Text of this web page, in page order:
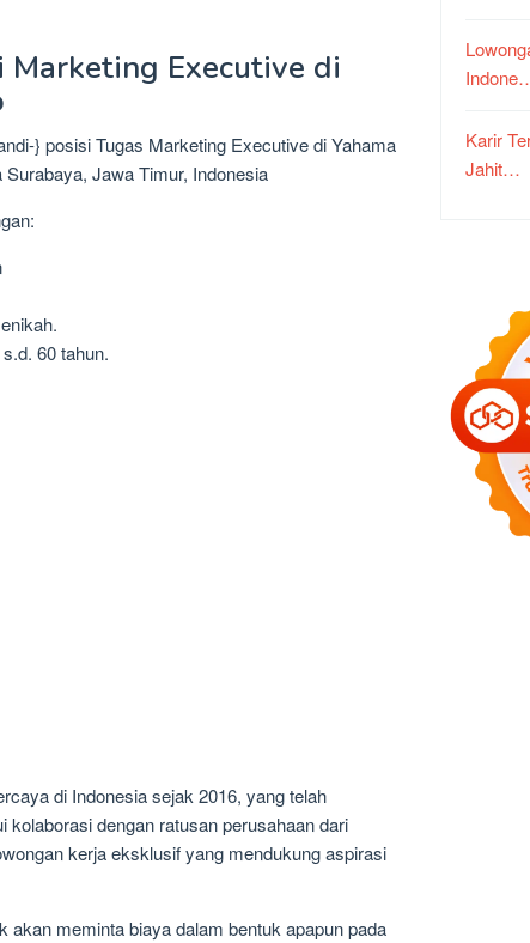
Marketing Executive di
} posisi Tugas Marketing Executive di Yahama
Jawa Timur, Indonesia
60 tahun.
di Indonesia sejak 2016, yang telah
dengan ratusan perusahaan dari
kerja eksklusif yang mendukung aspirasi
akan meminta biaya dalam bentuk apapun pada
Karir
Jahit…